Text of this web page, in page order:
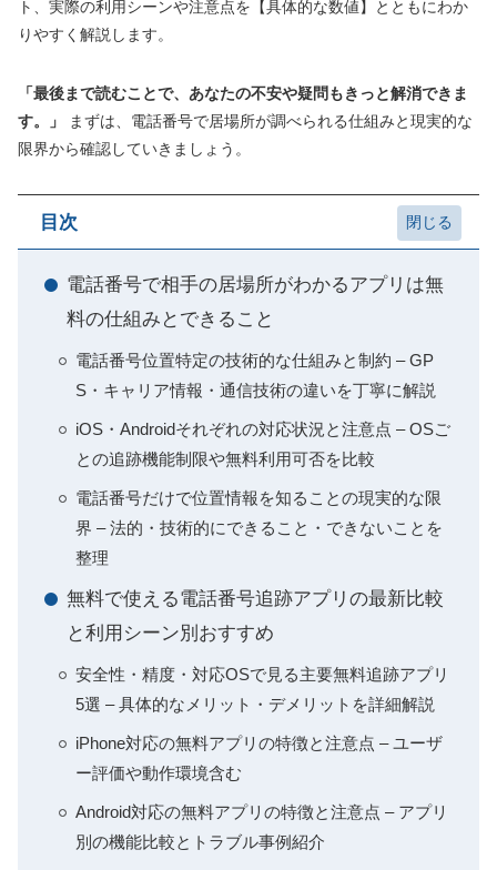
ト、実際の利用シーンや注意点を【具体的な数値】とともにわか
りやすく解説します。
「最後まで読むことで、あなたの不安や疑問もきっと解消できま
す。」
まずは、電話番号で居場所が調べられる仕組みと現実的な
限界から確認していきましょう。
目次
電話番号で相手の居場所がわかるアプリは無
料の仕組みとできること
電話番号位置特定の技術的な仕組みと制約 – GP
S・キャリア情報・通信技術の違いを丁寧に解説
iOS・Androidそれぞれの対応状況と注意点 – OSご
との追跡機能制限や無料利用可否を比較
電話番号だけで位置情報を知ることの現実的な限
界 – 法的・技術的にできること・できないことを
整理
無料で使える電話番号追跡アプリの最新比較
と利用シーン別おすすめ
安全性・精度・対応OSで見る主要無料追跡アプリ
5選 – 具体的なメリット・デメリットを詳細解説
iPhone対応の無料アプリの特徴と注意点 – ユーザ
ー評価や動作環境含む
Android対応の無料アプリの特徴と注意点 – アプリ
別の機能比較とトラブル事例紹介